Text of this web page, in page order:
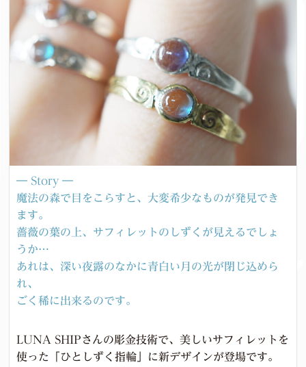
― Story ―
魔法の森で目をこらすと、大変希少なものが発見でき
ます。
薔薇の葉の上、サフィレットのしずくが見えるでしょ
うか…
あれは、深い夜露のなかに青白い月の光が閉じ込めら
れ、
ごく稀に出来るのです。
LUNA SHIPさんの彫金技術で、美しいサフィレットを
使った「ひとしずく指輪」に新デザインが登場です。